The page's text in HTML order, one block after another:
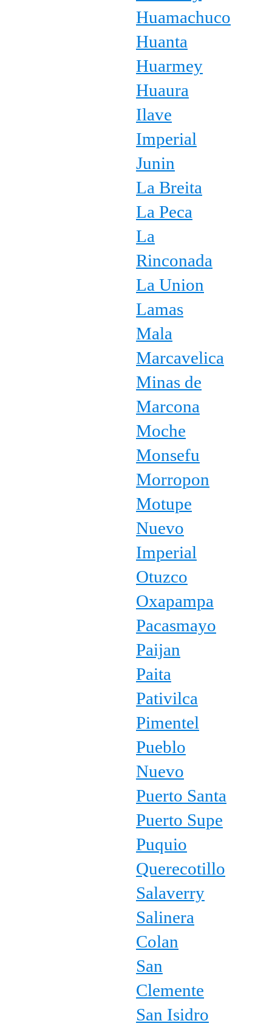
Huamachuco
Huanta
Huarmey
Huaura
Ilave
Imperial
Junin
La Breita
La Peca
La
Rinconada
La Union
Lamas
Mala
Marcavelica
Minas de
Marcona
Moche
Monsefu
Morropon
Motupe
Nuevo
Imperial
Otuzco
Oxapampa
Pacasmayo
Paijan
Paita
Pativilca
Pimentel
Pueblo
Nuevo
Puerto Santa
Puerto Supe
Puquio
Querecotillo
Salaverry
Salinera
Colan
San
Clemente
San Isidro